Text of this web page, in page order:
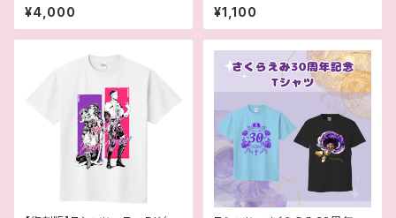
e I'm Champion」！
¥4,000 年記念マルチ宇宙ステッカー
¥1,100